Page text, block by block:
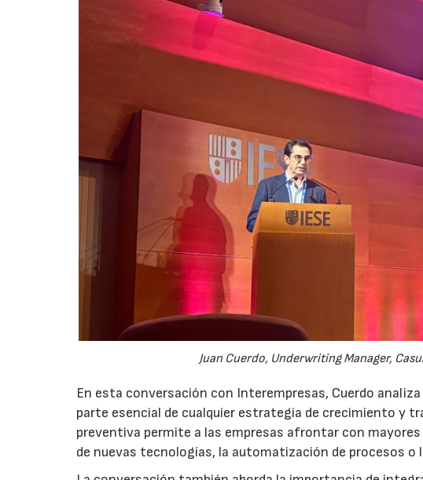
Juan Cuerdo, Underwriting Manager,
En esta conversación con Interempresas, Cuerdo
parte esencial de cualquier estrategia de crecimiento y
preventiva permite a las empresas afrontar con
de nuevas tecnologías, la automatización de procesos o